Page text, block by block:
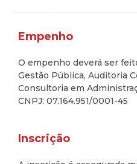
Empenho
O empenho deverá ser
Gestão Pública, Auditoria
Consultoria em
CNPJ: 07.164.951/0001-45
Inscrição